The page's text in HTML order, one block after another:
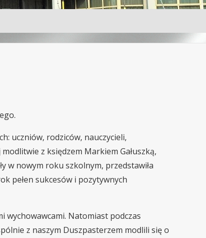
uczniów, rodziców, nauczycieli,
z księdzem Markiem Gałuszką,
w nowym roku szkolnym, przedstawiła
pełen sukcesów i pozytywnych
wychowawcami. Natomiast podczas
z naszym Duszpasterzem modlili się o